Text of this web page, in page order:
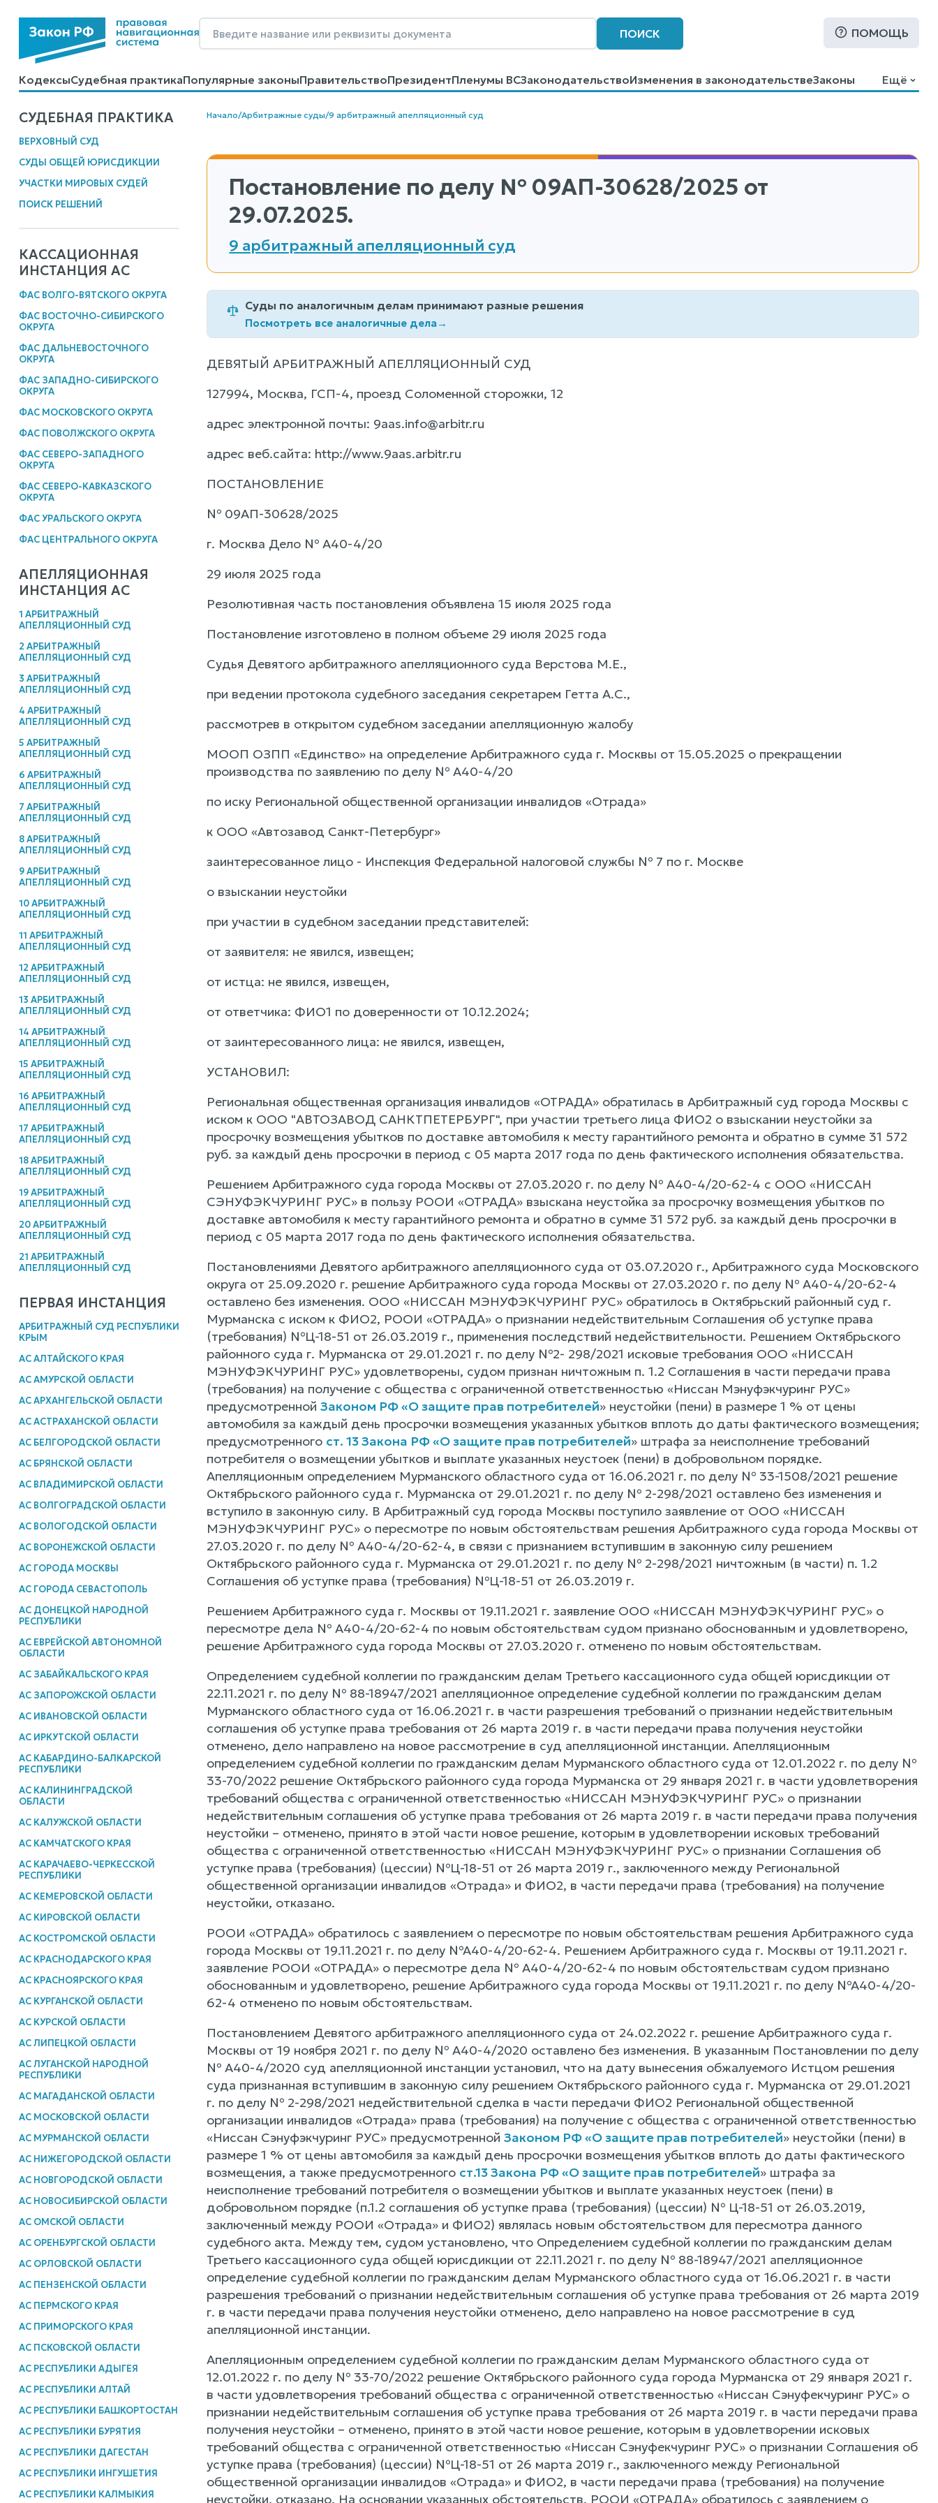
ПОИСК ПОМОЩЬ
КодексыСудебная практикаПопулярные законыПравительствоПрезидентПленумы ВСЗаконодательствоИзменения в законодательствеЗаконы
КалькуляторыСправочные материалыОбразцы договоровКонтактыПомощьПоиск
Ещё
СУДЕБНАЯ ПРАКТИКА
ВЕРХОВНЫЙ СУД
СУДЫ ОБЩЕЙ ЮРИСДИКЦИИ
УЧАСТКИ МИРОВЫХ СУДЕЙ
ПОИСК РЕШЕНИЙ
КАССАЦИОННАЯ
ИНСТАНЦИЯ АС
ФАС ВОЛГО-ВЯТСКОГО ОКРУГА
ФАС ВОСТОЧНО-СИБИРСКОГО
ОКРУГА
ФАС ДАЛЬНЕВОСТОЧНОГО
ОКРУГА
ФАС ЗАПАДНО-СИБИРСКОГО
ОКРУГА
ФАС МОСКОВСКОГО ОКРУГА
ФАС ПОВОЛЖСКОГО ОКРУГА
ФАС СЕВЕРО-ЗАПАДНОГО
ОКРУГА
ФАС СЕВЕРО-КАВКАЗСКОГО
ОКРУГА
ФАС УРАЛЬСКОГО ОКРУГА
ФАС ЦЕНТРАЛЬНОГО ОКРУГА
АПЕЛЛЯЦИОННАЯ
ИНСТАНЦИЯ АС
1 АРБИТРАЖНЫЙ
АПЕЛЛЯЦИОННЫЙ СУД
2 АРБИТРАЖНЫЙ
АПЕЛЛЯЦИОННЫЙ СУД
3 АРБИТРАЖНЫЙ
АПЕЛЛЯЦИОННЫЙ СУД
4 АРБИТРАЖНЫЙ
АПЕЛЛЯЦИОННЫЙ СУД
5 АРБИТРАЖНЫЙ
АПЕЛЛЯЦИОННЫЙ СУД
6 АРБИТРАЖНЫЙ
АПЕЛЛЯЦИОННЫЙ СУД
7 АРБИТРАЖНЫЙ
АПЕЛЛЯЦИОННЫЙ СУД
8 АРБИТРАЖНЫЙ
АПЕЛЛЯЦИОННЫЙ СУД
9 АРБИТРАЖНЫЙ
АПЕЛЛЯЦИОННЫЙ СУД
10 АРБИТРАЖНЫЙ
АПЕЛЛЯЦИОННЫЙ СУД
11 АРБИТРАЖНЫЙ
АПЕЛЛЯЦИОННЫЙ СУД
12 АРБИТРАЖНЫЙ
АПЕЛЛЯЦИОННЫЙ СУД
13 АРБИТРАЖНЫЙ
АПЕЛЛЯЦИОННЫЙ СУД
14 АРБИТРАЖНЫЙ
АПЕЛЛЯЦИОННЫЙ СУД
15 АРБИТРАЖНЫЙ
АПЕЛЛЯЦИОННЫЙ СУД
16 АРБИТРАЖНЫЙ
АПЕЛЛЯЦИОННЫЙ СУД
17 АРБИТРАЖНЫЙ
АПЕЛЛЯЦИОННЫЙ СУД
18 АРБИТРАЖНЫЙ
АПЕЛЛЯЦИОННЫЙ СУД
19 АРБИТРАЖНЫЙ
АПЕЛЛЯЦИОННЫЙ СУД
20 АРБИТРАЖНЫЙ
АПЕЛЛЯЦИОННЫЙ СУД
21 АРБИТРАЖНЫЙ
АПЕЛЛЯЦИОННЫЙ СУД
ПЕРВАЯ ИНСТАНЦИЯ
АРБИТРАЖНЫЙ СУД РЕСПУБЛИКИ
КРЫМ
АС АЛТАЙСКОГО КРАЯ
АС АМУРСКОЙ ОБЛАСТИ
АС АРХАНГЕЛЬСКОЙ ОБЛАСТИ
АС АСТРАХАНСКОЙ ОБЛАСТИ
АС БЕЛГОРОДСКОЙ ОБЛАСТИ
АС БРЯНСКОЙ ОБЛАСТИ
АС ВЛАДИМИРСКОЙ ОБЛАСТИ
АС ВОЛГОГРАДСКОЙ ОБЛАСТИ
АС ВОЛОГОДСКОЙ ОБЛАСТИ
АС ВОРОНЕЖСКОЙ ОБЛАСТИ
АС ГОРОДА МОСКВЫ
АС ГОРОДА СЕВАСТОПОЛЬ
АС ДОНЕЦКОЙ НАРОДНОЙ
РЕСПУБЛИКИ
АС ЕВРЕЙСКОЙ АВТОНОМНОЙ
ОБЛАСТИ
АС ЗАБАЙКАЛЬСКОГО КРАЯ
АС ЗАПОРОЖСКОЙ ОБЛАСТИ
АС ИВАНОВСКОЙ ОБЛАСТИ
АС ИРКУТСКОЙ ОБЛАСТИ
АС КАБАРДИНО-БАЛКАРСКОЙ
РЕСПУБЛИКИ
АС КАЛИНИНГРАДСКОЙ
ОБЛАСТИ
АС КАЛУЖСКОЙ ОБЛАСТИ
АС КАМЧАТСКОГО КРАЯ
АС КАРАЧАЕВО-ЧЕРКЕССКОЙ
РЕСПУБЛИКИ
АС КЕМЕРОВСКОЙ ОБЛАСТИ
АС КИРОВСКОЙ ОБЛАСТИ
АС КОСТРОМСКОЙ ОБЛАСТИ
АС КРАСНОДАРСКОГО КРАЯ
АС КРАСНОЯРСКОГО КРАЯ
АС КУРГАНСКОЙ ОБЛАСТИ
АС КУРСКОЙ ОБЛАСТИ
АС ЛИПЕЦКОЙ ОБЛАСТИ
АС ЛУГАНСКОЙ НАРОДНОЙ
РЕСПУБЛИКИ
АС МАГАДАНСКОЙ ОБЛАСТИ
АС МОСКОВСКОЙ ОБЛАСТИ
АС МУРМАНСКОЙ ОБЛАСТИ
АС НИЖЕГОРОДСКОЙ ОБЛАСТИ
АС НОВГОРОДСКОЙ ОБЛАСТИ
АС НОВОСИБИРСКОЙ ОБЛАСТИ
АС ОМСКОЙ ОБЛАСТИ
АС ОРЕНБУРГСКОЙ ОБЛАСТИ
АС ОРЛОВСКОЙ ОБЛАСТИ
АС ПЕНЗЕНСКОЙ ОБЛАСТИ
АС ПЕРМСКОГО КРАЯ
АС ПРИМОРСКОГО КРАЯ
АС ПСКОВСКОЙ ОБЛАСТИ
АС РЕСПУБЛИКИ АДЫГЕЯ
АС РЕСПУБЛИКИ АЛТАЙ
АС РЕСПУБЛИКИ БАШКОРТОСТАН
АС РЕСПУБЛИКИ БУРЯТИЯ
АС РЕСПУБЛИКИ ДАГЕСТАН
АС РЕСПУБЛИКИ ИНГУШЕТИЯ
АС РЕСПУБЛИКИ КАЛМЫКИЯ
Начало/Арбитражные суды/9 арбитражный апелляционный суд
Постановление по делу № 09АП-30628/2025 от
29.07.2025.
9 арбитражный апелляционный суд
Суды по аналогичным делам принимают разные решения
Посмотреть все аналогичные дела→
ДЕВЯТЫЙ АРБИТРАЖНЫЙ АПЕЛЛЯЦИОННЫЙ СУД
127994, Москва, ГСП-4, проезд Соломенной cторожки, 12
адрес электронной почты: 9aas.info@arbitr.ru
адрес веб.сайта: http://www.9aas.arbitr.ru
ПОСТАНОВЛЕНИЕ
№ 09АП-30628/2025
г. Москва Дело № А40-4/20
29 июля 2025 года
Резолютивная часть постановления объявлена 15 июля 2025 года
Постановление изготовлено в полном объеме 29 июля 2025 года
Судья Девятого арбитражного апелляционного суда Верстова М.Е.,
при ведении протокола судебного заседания секретарем Гетта А.С.,
рассмотрев в открытом судебном заседании апелляционную жалобу
МООП ОЗПП «Единство» на определение Арбитражного суда г. Москвы от 15.05.2025 о прекращении
производства по заявлению по делу № А40-4/20
по иску Региональной общественной организации инвалидов «Отрада»
к ООО «Автозавод Санкт-Петербург»
заинтересованное лицо - Инспекция Федеральной налоговой службы № 7 по г. Москве
о взыскании неустойки
при участии в судебном заседании представителей:
от заявителя: не явился, извещен;
от истца: не явился, извещен,
от ответчика: ФИО1 по доверенности от 10.12.2024;
от заинтересованного лица: не явился, извещен,
УСТАНОВИЛ:
Региональная общественная организация инвалидов «ОТРАДА» обратилась в Арбитражный суд города Москвы с
иском к ООО "АВТОЗАВОД САНКТПЕТЕРБУРГ", при участии третьего лица ФИО2 о взыскании неустойки за
просрочку возмещения убытков по доставке автомобиля к месту гарантийного ремонта и обратно в сумме 31 572
руб. за каждый день просрочки в период с 05 марта 2017 года по день фактического исполнения обязательства.
Решением Арбитражного суда города Москвы от 27.03.2020 г. по делу № А40-4/20-62-4 с ООО «НИССАН
СЭНУФЭКЧУРИНГ РУС» в пользу РООИ «ОТРАДА» взыскана неустойка за просрочку возмещения убытков по
доставке автомобиля к месту гарантийного ремонта и обратно в сумме 31 572 руб. за каждый день просрочки в
период с 05 марта 2017 года по день фактического исполнения обязательства.
Постановлениями Девятого арбитражного апелляционного суда от 03.07.2020 г., Арбитражного суда Московского
округа от 25.09.2020 г. решение Арбитражного суда города Москвы от 27.03.2020 г. по делу № А40-4/20-62-4
оставлено без изменения. ООО «НИССАН МЭНУФЭКЧУРИНГ РУС» обратилось в Октябрьский районный суд г.
Мурманска с иском к ФИО2, РООИ «ОТРАДА» о признании недействительным Соглашения об уступке права
(требования) №Ц-18-51 от 26.03.2019 г., применения последствий недействительности. Решением Октябрьского
районного суда г. Мурманска от 29.01.2021 г. по делу №2- 298/2021 исковые требования ООО «НИССАН
МЭНУФЭКЧУРИНГ РУС» удовлетворены, судом признан ничтожным п. 1.2 Соглашения в части передачи права
(требования) на получение с общества с ограниченной ответственностью «Ниссан Мэнуфэкчуринг РУС»
предусмотренной Законом РФ «О защите прав потребителей» неустойки (пени) в размере 1 % от цены
автомобиля за каждый день просрочки возмещения указанных убытков вплоть до даты фактического возмещения;
предусмотренного ст. 13 Закона РФ «О защите прав потребителей» штрафа за неисполнение требований
потребителя о возмещении убытков и выплате указанных неустоек (пени) в добровольном порядке.
Апелляционным определением Мурманского областного суда от 16.06.2021 г. по делу № 33-1508/2021 решение
Октябрьского районного суда г. Мурманска от 29.01.2021 г. по делу № 2-298/2021 оставлено без изменения и
вступило в законную силу. В Арбитражный суд города Москвы поступило заявление от ООО «НИССАН
МЭНУФЭКЧУРИНГ РУС» о пересмотре по новым обстоятельствам решения Арбитражного суда города Москвы от
27.03.2020 г. по делу № А40-4/20-62-4, в связи с признанием вступившим в законную силу решением
Октябрьского районного суда г. Мурманска от 29.01.2021 г. по делу № 2-298/2021 ничтожным (в части) п. 1.2
Соглашения об уступке права (требования) №Ц-18-51 от 26.03.2019 г.
Решением Арбитражного суда г. Москвы от 19.11.2021 г. заявление ООО «НИССАН МЭНУФЭКЧУРИНГ РУС» о
пересмотре дела № А40-4/20-62-4 по новым обстоятельствам судом признано обоснованным и удовлетворено,
решение Арбитражного суда города Москвы от 27.03.2020 г. отменено по новым обстоятельствам.
Определением судебной коллегии по гражданским делам Третьего кассационного суда общей юрисдикции от
22.11.2021 г. по делу № 88-18947/2021 апелляционное определение судебной коллегии по гражданским делам
Мурманского областного суда от 16.06.2021 г. в части разрешения требований о признании недействительным
соглашения об уступке права требования от 26 марта 2019 г. в части передачи права получения неустойки
отменено, дело направлено на новое рассмотрение в суд апелляционной инстанции. Апелляционным
определением судебной коллегии по гражданским делам Мурманского областного суда от 12.01.2022 г. по делу №
33-70/2022 решение Октябрьского районного суда города Мурманска от 29 января 2021 г. в части удовлетворения
требований общества с ограниченной ответственностью «НИССАН МЭНУФЭКЧУРИНГ РУС» о признании
недействительным соглашения об уступке права требования от 26 марта 2019 г. в части передачи права получения
неустойки – отменено, принято в этой части новое решение, которым в удовлетворении исковых требований
общества с ограниченной ответственностью «НИССАН МЭНУФЭКЧУРИНГ РУС» о признании Соглашения об
уступке права (требования) (цессии) №Ц-18-51 от 26 марта 2019 г., заключенного между Региональной
общественной организации инвалидов «Отрада» и ФИО2, в части передачи права (требования) на получение
неустойки, отказано.
РООИ «ОТРАДА» обратилось с заявлением о пересмотре по новым обстоятельствам решения Арбитражного суда
города Москвы от 19.11.2021 г. по делу №А40-4/20-62-4. Решением Арбитражного суда г. Москвы от 19.11.2021 г.
заявление РООИ «ОТРАДА» о пересмотре дела № А40-4/20-62-4 по новым обстоятельствам судом признано
обоснованным и удовлетворено, решение Арбитражного суда города Москвы от 19.11.2021 г. по делу №А40-4/20-
62-4 отменено по новым обстоятельствам.
Постановлением Девятого арбитражного апелляционного суда от 24.02.2022 г. решение Арбитражного суда г.
Москвы от 19 ноября 2021 г. по делу № А40-4/2020 оставлено без изменения. В указанным Постановлении по делу
№ А40-4/2020 суд апелляционной инстанции установил, что на дату вынесения обжалуемого Истцом решения
суда признанная вступившим в законную силу решением Октябрьского районного суда г. Мурманска от 29.01.2021
г. по делу № 2-298/2021 недействительной сделка в части передачи ФИО2 Региональной общественной
организации инвалидов «Отрада» права (требования) на получение с общества с ограниченной ответственностью
«Ниссан Сэнуфэкчуринг РУС» предусмотренной Законом РФ «О защите прав потребителей» неустойки (пени) в
размере 1 % от цены автомобиля за каждый день просрочки возмещения убытков вплоть до даты фактического
возмещения, а также предусмотренного ст.13 Закона РФ «О защите прав потребителей» штрафа за
неисполнение требований потребителя о возмещении убытков и выплате указанных неустоек (пени) в
добровольном порядке (п.1.2 соглашения об уступке права (требования) (цессии) № Ц-18-51 от 26.03.2019,
заключенный между РООИ «Отрада» и ФИО2) являлась новым обстоятельством для пересмотра данного
судебного акта. Между тем, судом установлено, что Определением судебной коллегии по гражданским делам
Третьего кассационного суда общей юрисдикции от 22.11.2021 г. по делу № 88-18947/2021 апелляционное
определение судебной коллегии по гражданским делам Мурманского областного суда от 16.06.2021 г. в части
разрешения требований о признании недействительным соглашения об уступке права требования от 26 марта 2019
г. в части передачи права получения неустойки отменено, дело направлено на новое рассмотрение в суд
апелляционной инстанции.
Апелляционным определением судебной коллегии по гражданским делам Мурманского областного суда от
12.01.2022 г. по делу № 33-70/2022 решение Октябрьского районного суда города Мурманска от 29 января 2021 г.
в части удовлетворения требований общества с ограниченной ответственностью «Ниссан Сэнуфекчуринг РУС» о
признании недействительным соглашения об уступке права требования от 26 марта 2019 г. в части передачи права
получения неустойки – отменено, принято в этой части новое решение, которым в удовлетворении исковых
требований общества с ограниченной ответственностью «Ниссан Сэнуфекчуринг РУС» о признании Соглашения об
уступке права (требования) (цессии) №Ц-18-51 от 26 марта 2019 г., заключенного между Региональной
общественной организации инвалидов «Отрада» и ФИО2, в части передачи права (требования) на получение
неустойки, отказано. На основании указанных обстоятельств, РООИ «ОТРАДА» обратилось с заявлением о